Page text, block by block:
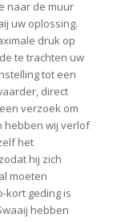
naar de muur
uw oplossing.
druk op
te trachten uw
tot een
direct
verzoek om
hebben wij verlof
het
hij zich
moeten
kort geding is
hebben